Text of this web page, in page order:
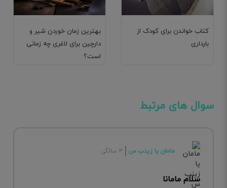
بهترین زمان خوردن شیر و
دارچین برای لاغری چه زمانی
است؟
کتاب خواندن برای کودک از
بارداری
سوال های مرتبط
مامان یا زینب س ۳ سالگی
سلام مامانا